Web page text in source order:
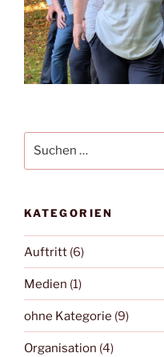
nach:
KATEGORIEN
Auftritt (6)
Medien (1)
ohne Kategorie (9)
Organisation (4)